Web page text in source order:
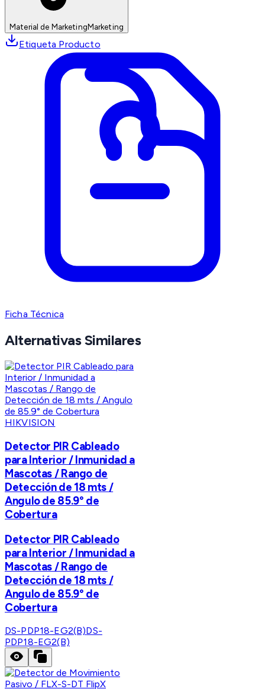
Material de MarketingMarketing
Etiqueta Producto
Ficha Técnica
Alternativas Similares
HIKVISION
Detector PIR Cableado
para Interior / Inmunidad a
Mascotas / Rango de
Detección de 18 mts /
Angulo de 85.9° de
Cobertura
Detector PIR Cableado
para Interior / Inmunidad a
Mascotas / Rango de
Detección de 18 mts /
Angulo de 85.9° de
Cobertura
DS-PDP18-EG2(B)DS-
PDP18-EG2(B)